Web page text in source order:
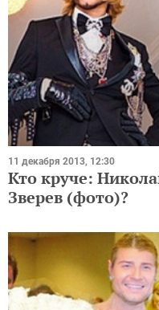
11 декабря 2013, 12:30
Кто круче:
Зверев (фото)?